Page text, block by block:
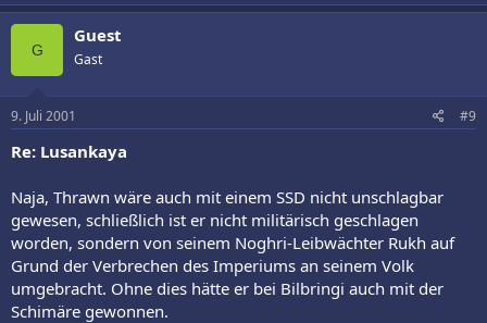
G
Guest
Gast
9. Juli 2001 #9
Re: Lusankaya
Naja, Thrawn wäre auch mit einem SSD nicht unschlagbar
gewesen, schließlich ist er nicht militärisch geschlagen
worden, sondern von seinem Noghri-Leibwächter Rukh auf
Grund der Verbrechen des Imperiums an seinem Volk
umgebracht. Ohne dies hätte er bei Bilbringi auch mit der
Schimäre gewonnen.